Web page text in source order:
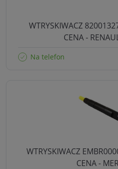
WTRYSKIWACZ
CENA -
Na telefon
WTRYSKIWACZ
CENA -